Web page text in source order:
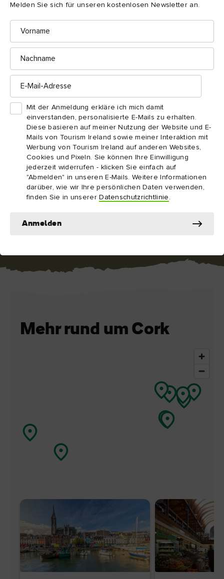
Melden Sie sich für unseren kostenlosen Newsletter an.
Vorname
Nachname
E-
Mail-
Mit der Anmeldung erkläre ich mich damit
einverstanden, personalisierte E-Mails zu erhalten.
Diese basieren auf meiner Nutzung der Website und E-
Mails von Tourism Ireland sowie meiner Interaktion mit
Werbung von Tourism Ireland auf anderen Websites,
Cookies und Pixeln. Sie können Ihre Einwilligung
jederzeit widerrufen - klicken Sie einfach auf
"Abmelden" in unseren E-Mails. Weitere Informationen
darüber, wie wir Ihre persönlichen Daten verwenden,
finden Sie in unserer Datenschutzrichtlinie .
Anmelden
Sie wollen noch mehr sehen?
Hier ist eine Auswahl guter Artikel für den
Einstieg
REISEZIEL
West Cork
Entdecken Sie zerklüftete Küsten, farbenfrohe
Mehr rund um Cork